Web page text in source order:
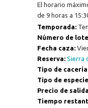
El horario
de 9 horas a
Temporada:
Número de
Fecha caza:
Reserva: Sierra
Tipo de
Tipo de
Precio de
Tiempo